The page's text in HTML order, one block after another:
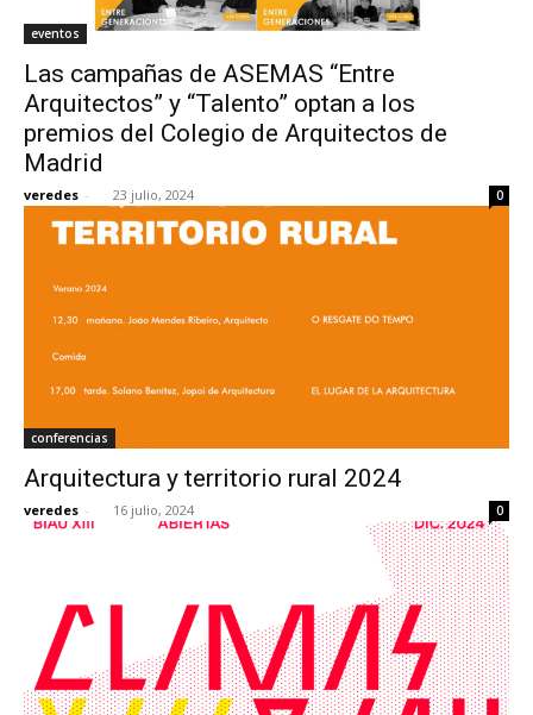
eventos
Las campañas de ASEMAS “Entre
Arquitectos” y “Talento” optan a los
premios del Colegio de Arquitectos de
Madrid
veredes - 23 julio, 2024 0
conferencias
Arquitectura y territorio rural 2024
veredes - 16 julio, 2024 0